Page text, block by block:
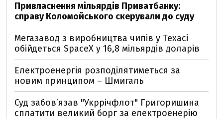
Привласнення мільярдів Приватбанку:
справу Коломойського скерували до суду
Мегазавод з виробництва чипів у Техасі
обійдеться SpaceX у 16,8 мільярдів доларів
Електроенергія розподілятиметься за
новим принципом – Шмигаль
Суд забов’язав "Укррічфлот" Григоришина
сплатити великий борг за електроенерію